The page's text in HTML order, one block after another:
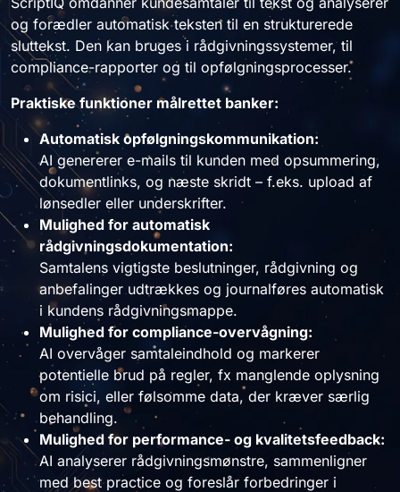
og forædler automatisk teksten til en strukturerede
sluttekst. Den kan bruges i rådgivningssystemer, til
compliance-rapporter og til opfølgningsprocesser.
Praktiske funktioner målrettet banker:
Automatisk opfølgningskommunikation:
AI genererer e-mails til kunden med opsummering,
dokumentlinks, og næste skridt – f.eks. upload af
lønsedler eller underskrifter.
Mulighed for automatisk
rådgivningsdokumentation:
Samtalens vigtigste beslutninger, rådgivning og
anbefalinger udtrækkes og journalføres automatisk
i kundens rådgivningsmappe.
Mulighed for compliance-overvågning:
AI overvåger samtaleindhold og markerer
potentielle brud på regler, fx manglende oplysning
om risici, eller følsomme data, der kræver særlig
behandling.
Mulighed for performance- og kvalitetsfeedback:
AI analyserer rådgivningsmønstre, sammenligner
med best practice og foreslår forbedringer i